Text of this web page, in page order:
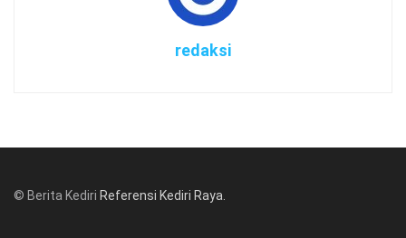
redaksi
© Berita Kediri Referensi Kediri Raya